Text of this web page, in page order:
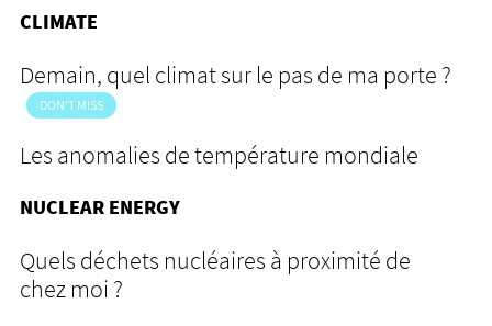
CLIMATE
Demain, quel climat sur le pas de ma porte ?
DON'T MISS
Les anomalies de température mondiale
NUCLEAR ENERGY
Quels déchets nucléaires à proximité de
chez moi ?